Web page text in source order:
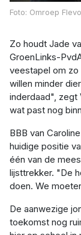
Foto: Omroep
Zo houdt Jade van der Linden, woordvoerder voor
GroenLinks-
veestapel om
willen minder
inderdaad", zegt
wat past nog
BBB van Caroline van der Plas maakt zich hard om de
huidige positie
één van de
lijsttrekker. "De
doen. We
De aanwezige jonge boeren willen vooral weten of er in de
toekomst nog